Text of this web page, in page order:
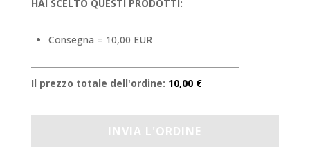
HAI SCELTO QUESTI PRODOTTI:
Consegna = 10,00 EUR
Il prezzo totale dell'ordine: 10,00 €